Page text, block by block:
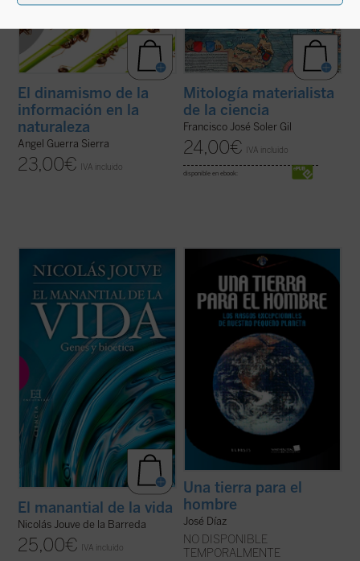
El dinamismo de la
información en la
naturaleza
Angel Guerra Sierra
23,00€ IVA incluido
Mitología materialista
de la ciencia
Francisco José Soler Gil
24,00€ IVA incluido
disponible en ebook:
¿Qué concepto tenemos del ser humano
como ente biológico? ¿Cómo pudo la
evolución generar un ser consciente y
ético a partir de unas bestias instintivas y
egoístas? ¿Por qué le atribuimos al ser
humano el mayor valor y dignidad entre los
(ver ficha)
El manantial de la vida
Nicolás Jouve de la Barreda
25,00€ IVA incluido
Una tierra para el hombre recorre la
extraordinaria combinación de
circunstancias astronómicas, geológicas,
físicas, químicas y biológicas, que han
hecho de la Tierra un planeta excepcional,
quizás único en el Universo, en el que han ...
(ver ficha)
Una tierra para el
hombre
José Díaz
NO DISPONIBLE
TEMPORALMENTE